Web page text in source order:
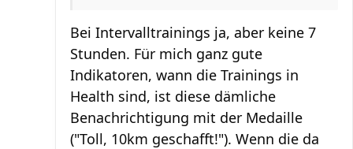
Bei Intervalltrainings ja, aber keine 7
Stunden. Für mich ganz gute
Indikatoren, wann die Trainings in
Health sind, ist diese dämliche
Benachrichtigung mit der Medaille
("Toll, 10km geschafft!"). Wenn die da